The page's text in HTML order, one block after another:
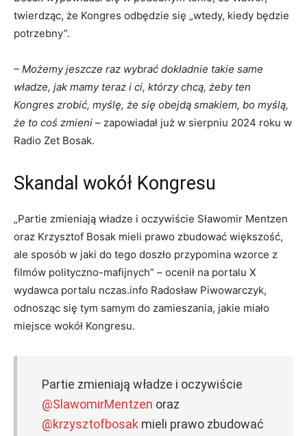
twierdząc, że Kongres odbędzie się „wtedy, kiedy będzie
potrzebny”.
– Możemy jeszcze raz wybrać dokładnie takie same
władze, jak mamy teraz i ci, którzy chcą, żeby ten
Kongres zrobić, myślę, że się obejdą smakiem, bo myślą,
że to coś zmieni – zapowiadał już w sierpniu 2024 roku w
Radio Zet Bosak.
Skandal wokół Kongresu
„Partie zmieniają władze i oczywiście Sławomir Mentzen
oraz Krzysztof Bosak mieli prawo zbudować większość,
ale sposób w jaki do tego doszło przypomina wzorce z
filmów polityczno-mafijnych” – ocenił na portalu X
wydawca portalu nczas.info Radosław Piwowarczyk,
odnosząc się tym samym do zamieszania, jakie miało
miejsce wokół Kongresu.
Partie zmieniają władze i oczywiście
@SlawomirMentzen oraz
@krzysztofbosak mieli prawo zbudować